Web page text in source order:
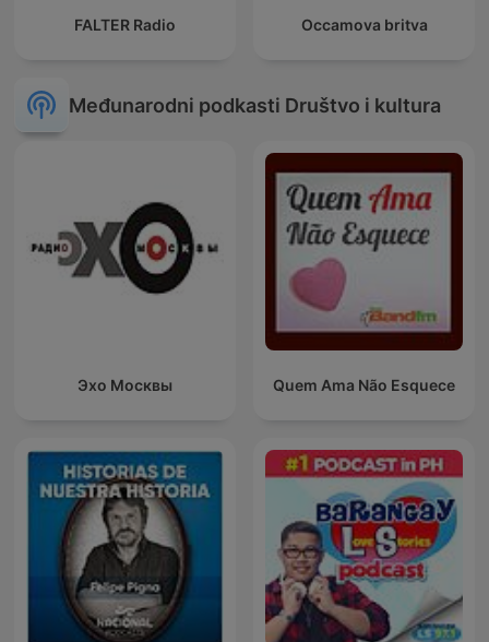
FALTER Radio Occamova britva
Međunarodni podkasti Društvo i kultura
Эхо Москвы Quem Ama Não Esquece